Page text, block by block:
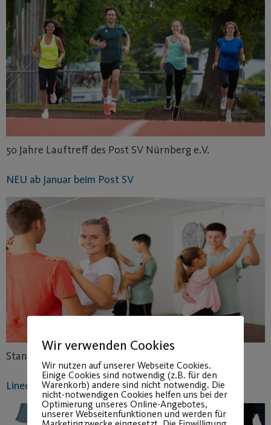
50 Jahre Lauftreff des Post SV Nürnberg e.V.
NEU ab Januar beim Post SV
Standardtanzkurse für Schüler und Jugendliche
Linedance Workshop
Wir verwenden Cookies
Wir nutzen auf unserer Webseite Cookies.
Einige Cookies sind notwendig (z.B. für den
Warenkorb) andere sind nicht notwendig. Die
nicht-notwendigen Cookies helfen uns bei der
Optimierung unseres Online-Angebotes,
unserer Webseitenfunktionen und werden für